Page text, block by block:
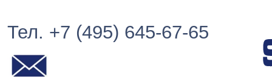
Тел. +7 (495) 645-67-65